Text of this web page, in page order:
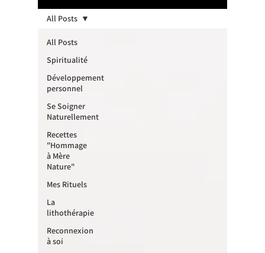
All Posts
Spiritualité
Développement
personnel
Se Soigner
Naturellement
Recettes
"Hommage
à Mère
Nature"
Mes Rituels
La
lithothérapie
Reconnexion
à soi
All Posts